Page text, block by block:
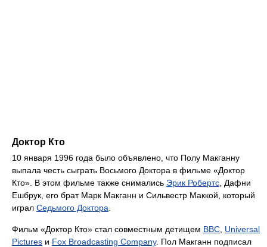
Доктор Кто
10 января 1996 года было объявлено, что Полу Макганну
выпала честь сыграть Восьмого Доктора в фильме «Доктор
Кто». В этом фильме также снимались Эрик Робертс , Дафни
Ешбрук, его брат Марк Макганн и Сильвестр Маккой, который
играл Седьмого Доктора
Фильм «Доктор Кто» стал совместным детищем BBC Universal
Pictures и Fox Broadcasting Company. Пол Макганн подписал